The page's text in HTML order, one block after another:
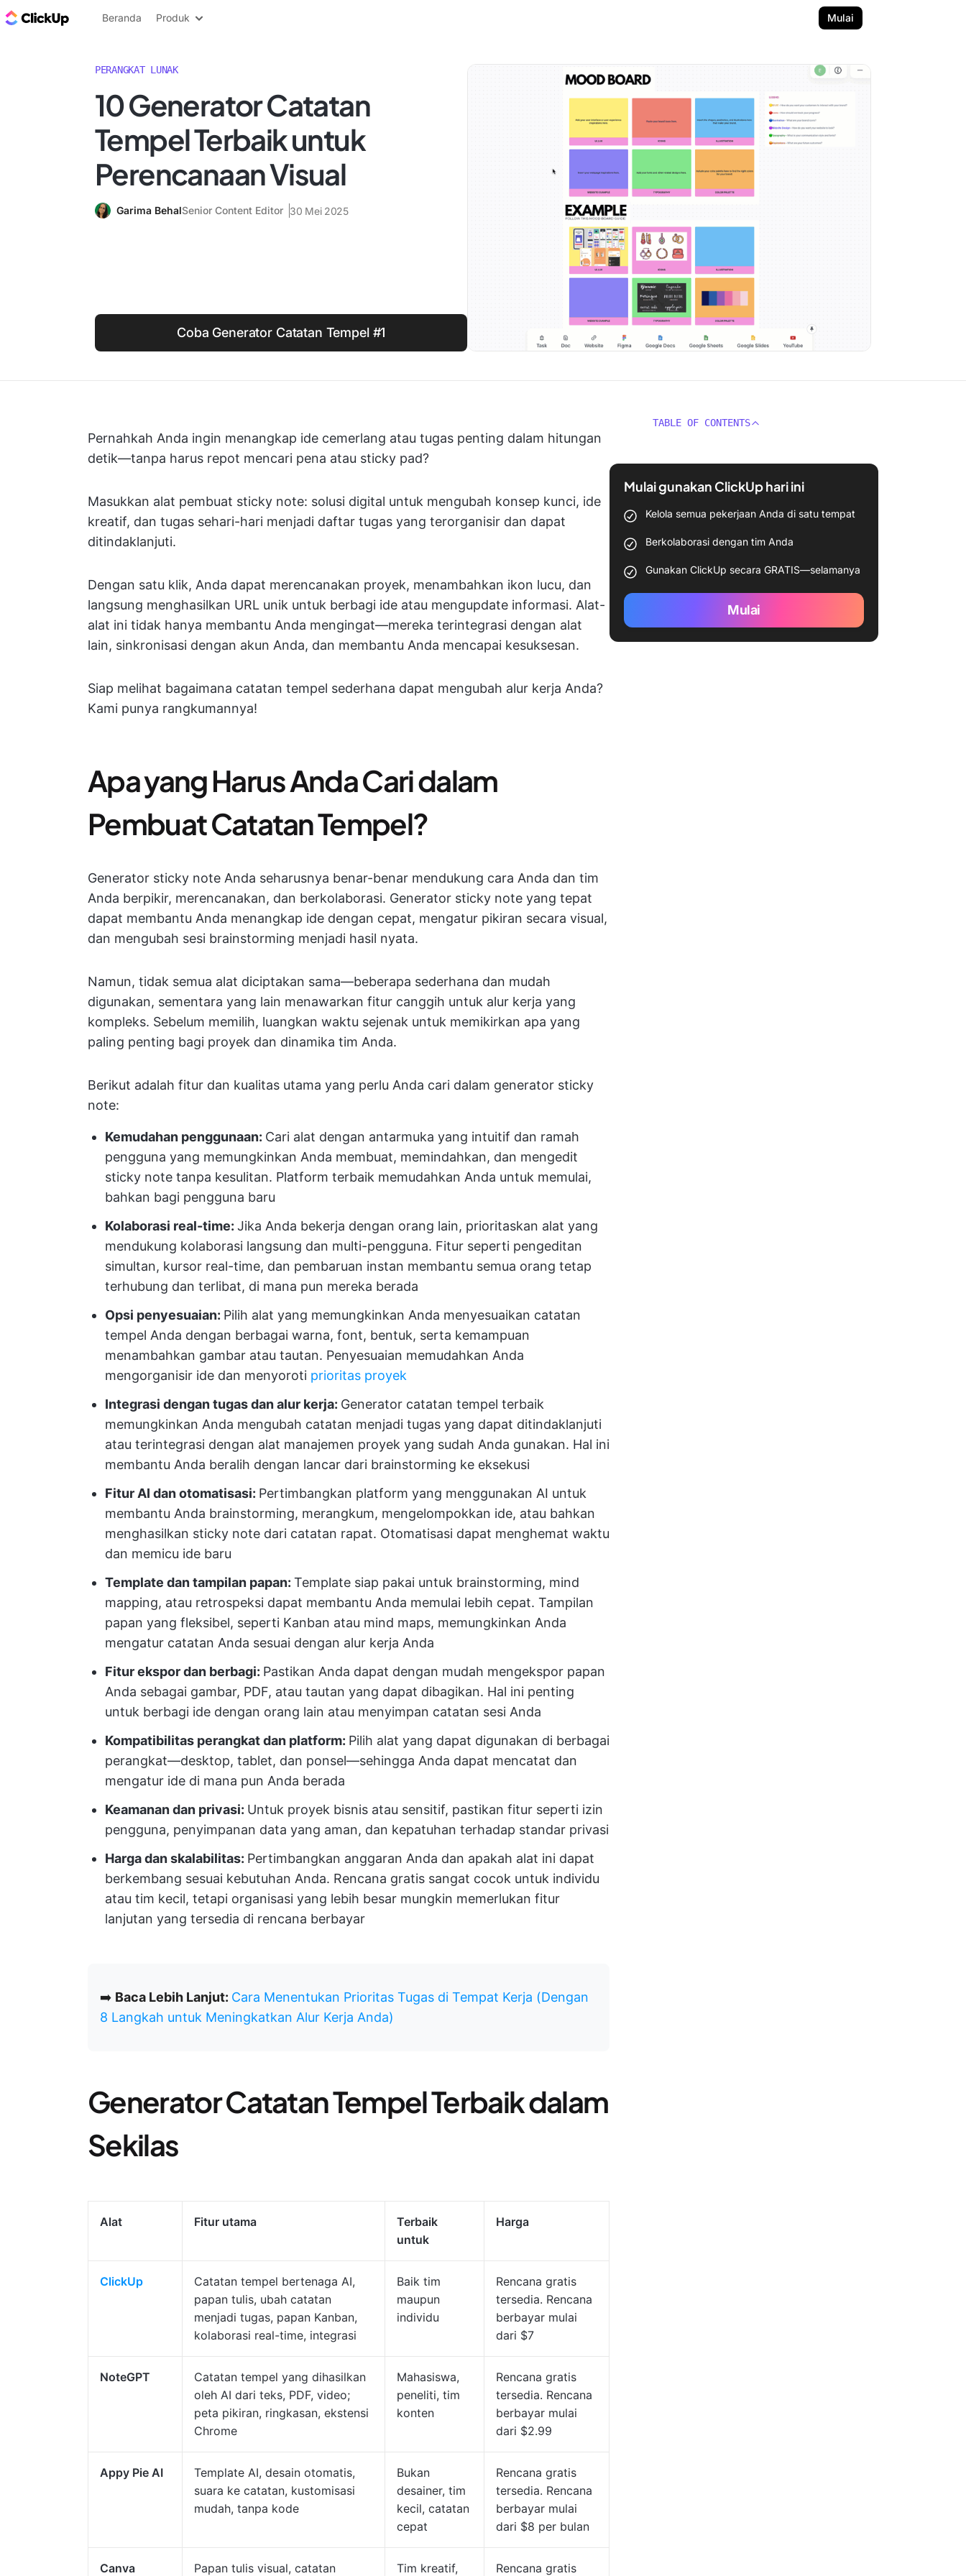
Blog ClickUp
Beranda Produk Mulai
PERANGKAT LUNAK
10 Generator Catatan
Tempel Terbaik untuk
Perencanaan Visual
Garima BehalSenior Content Editor 30 Mei 2025
Coba Generator Catatan Tempel #1
Pernahkah Anda ingin menangkap ide cemerlang atau tugas penting dalam hitungan
detik—tanpa harus repot mencari pena atau sticky pad?
Masukkan alat pembuat sticky note: solusi digital untuk mengubah konsep kunci, ide
kreatif, dan tugas sehari-hari menjadi daftar tugas yang terorganisir dan dapat
ditindaklanjuti.
Dengan satu klik, Anda dapat merencanakan proyek, menambahkan ikon lucu, dan
langsung menghasilkan URL unik untuk berbagi ide atau mengupdate informasi. Alat-
alat ini tidak hanya membantu Anda mengingat—mereka terintegrasi dengan alat
lain, sinkronisasi dengan akun Anda, dan membantu Anda mencapai kesuksesan.
Siap melihat bagaimana catatan tempel sederhana dapat mengubah alur kerja Anda?
Kami punya rangkumannya!
Apa yang Harus Anda Cari dalam
Pembuat Catatan Tempel?
Generator sticky note Anda seharusnya benar-benar mendukung cara Anda dan tim
Anda berpikir, merencanakan, dan berkolaborasi. Generator sticky note yang tepat
dapat membantu Anda menangkap ide dengan cepat, mengatur pikiran secara visual,
dan mengubah sesi brainstorming menjadi hasil nyata.
Namun, tidak semua alat diciptakan sama—beberapa sederhana dan mudah
digunakan, sementara yang lain menawarkan fitur canggih untuk alur kerja yang
kompleks. Sebelum memilih, luangkan waktu sejenak untuk memikirkan apa yang
paling penting bagi proyek dan dinamika tim Anda.
Berikut adalah fitur dan kualitas utama yang perlu Anda cari dalam generator sticky
note:
Kemudahan penggunaan: Cari alat dengan antarmuka yang intuitif dan ramah
pengguna yang memungkinkan Anda membuat, memindahkan, dan mengedit
sticky note tanpa kesulitan. Platform terbaik memudahkan Anda untuk memulai,
bahkan bagi pengguna baru
Kolaborasi real-time: Jika Anda bekerja dengan orang lain, prioritaskan alat yang
mendukung kolaborasi langsung dan multi-pengguna. Fitur seperti pengeditan
simultan, kursor real-time, dan pembaruan instan membantu semua orang tetap
terhubung dan terlibat, di mana pun mereka berada
Opsi penyesuaian: Pilih alat yang memungkinkan Anda menyesuaikan catatan
tempel Anda dengan berbagai warna, font, bentuk, serta kemampuan
menambahkan gambar atau tautan. Penyesuaian memudahkan Anda
mengorganisir ide dan menyoroti prioritas proyek
Integrasi dengan tugas dan alur kerja: Generator catatan tempel terbaik
memungkinkan Anda mengubah catatan menjadi tugas yang dapat ditindaklanjuti
atau terintegrasi dengan alat manajemen proyek yang sudah Anda gunakan. Hal ini
membantu Anda beralih dengan lancar dari brainstorming ke eksekusi
Fitur AI dan otomatisasi: Pertimbangkan platform yang menggunakan AI untuk
membantu Anda brainstorming, merangkum, mengelompokkan ide, atau bahkan
menghasilkan sticky note dari catatan rapat. Otomatisasi dapat menghemat waktu
dan memicu ide baru
Template dan tampilan papan: Template siap pakai untuk brainstorming, mind
mapping, atau retrospeksi dapat membantu Anda memulai lebih cepat. Tampilan
papan yang fleksibel, seperti Kanban atau mind maps, memungkinkan Anda
mengatur catatan Anda sesuai dengan alur kerja Anda
Fitur ekspor dan berbagi: Pastikan Anda dapat dengan mudah mengekspor papan
Anda sebagai gambar, PDF, atau tautan yang dapat dibagikan. Hal ini penting
untuk berbagi ide dengan orang lain atau menyimpan catatan sesi Anda
Kompatibilitas perangkat dan platform: Pilih alat yang dapat digunakan di berbagai
perangkat—desktop, tablet, dan ponsel—sehingga Anda dapat mencatat dan
mengatur ide di mana pun Anda berada
Keamanan dan privasi: Untuk proyek bisnis atau sensitif, pastikan fitur seperti izin
pengguna, penyimpanan data yang aman, dan kepatuhan terhadap standar privasi
Harga dan skalabilitas: Pertimbangkan anggaran Anda dan apakah alat ini dapat
berkembang sesuai kebutuhan Anda. Rencana gratis sangat cocok untuk individu
atau tim kecil, tetapi organisasi yang lebih besar mungkin memerlukan fitur
lanjutan yang tersedia di rencana berbayar
➡️ Baca Lebih Lanjut: Cara Menentukan Prioritas Tugas di Tempat Kerja (Dengan
8 Langkah untuk Meningkatkan Alur Kerja Anda)
Generator Catatan Tempel Terbaik dalam
Sekilas
Alat Fitur utama
Terbaik
untuk
Harga
ClickUp
Catatan tempel bertenaga AI,
papan tulis, ubah catatan
menjadi tugas, papan Kanban,
kolaborasi real-time, integrasi
Baik tim
maupun
individu
Rencana gratis
tersedia. Rencana
berbayar mulai
dari $7
NoteGPT
Catatan tempel yang dihasilkan
oleh AI dari teks, PDF, video;
peta pikiran, ringkasan, ekstensi
Chrome
Mahasiswa,
peneliti, tim
konten
Rencana gratis
tersedia. Rencana
berbayar mulai
dari $2.99
Appy Pie AI
Template AI, desain otomatis,
suara ke catatan, kustomisasi
mudah, tanpa kode
Bukan
desainer, tim
kecil, catatan
cepat
Rencana gratis
tersedia. Rencana
berbayar mulai
dari $8 per bulan
Canva Papan tulis visual, catatan Tim kreatif, Rencana gratis
TABLE OF CONTENTS
Mulai gunakan ClickUp hari ini
Kelola semua pekerjaan Anda di satu tempat
Berkolaborasi dengan tim Anda
Gunakan ClickUp secara GRATIS—selamanya
Mulai